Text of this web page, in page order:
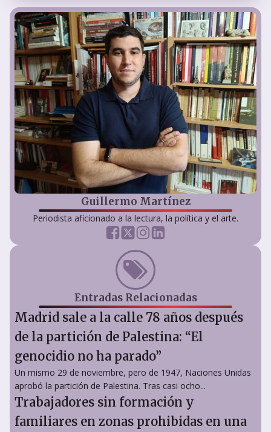
Guillermo Martínez
Periodista aficionado a la lectura, la política y el arte.
Entradas Relacionadas
Madrid sale a la calle 78 años después
de la partición de Palestina: “El
genocidio no ha parado”
Un mismo 29 de noviembre, pero de 1947, Naciones Unidas
aprobó la partición de Palestina. Tras casi ocho...
Trabajadores sin formación y
familiares en zonas prohibidas en una